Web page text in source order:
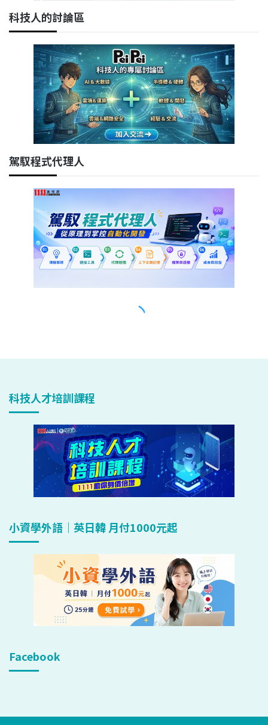
科技人才培訓課程
小資學外語｜英日韓 月付1000元起
Facebook